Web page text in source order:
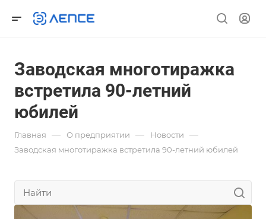
Заводская многотиражка
встретила 90-летний
юбилей
Главная — О предприятии — Новости —
Заводская многотиражка встретила 90-летний юбилей